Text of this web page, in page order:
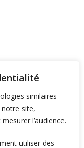
similaires
site,
l’audience.
utiliser des